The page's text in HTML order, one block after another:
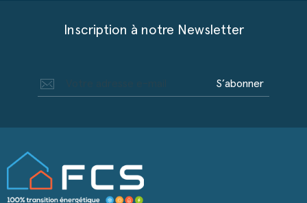
Inscription à notre Newsletter
S’abonner